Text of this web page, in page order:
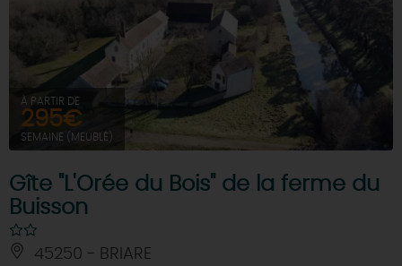
CE WEEK-END
CETTE SEMAINE
TOUT L'AGENDA
À PARTIR DE
295€
SEMAINE (MEUBLÉ)
Gîte "L'Orée du Bois" de la ferme du
Buisson
45250 - BRIARE